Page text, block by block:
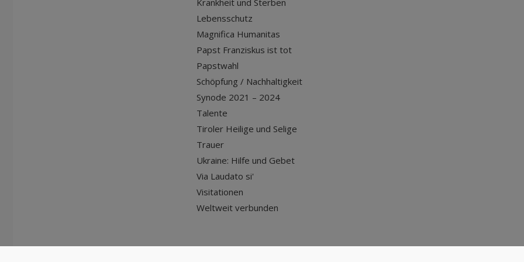
Lebensschutz
Magnifica Humanitas
Papst Franziskus ist tot
Papstwahl
Schöpfung / Nachhaltigkeit
Synode 2021 – 2024
Talente
Tiroler Heilige und Selige
Trauer
Ukraine: Hilfe und Gebet
Via Laudato si'
Visitationen
Weltweit verbunden